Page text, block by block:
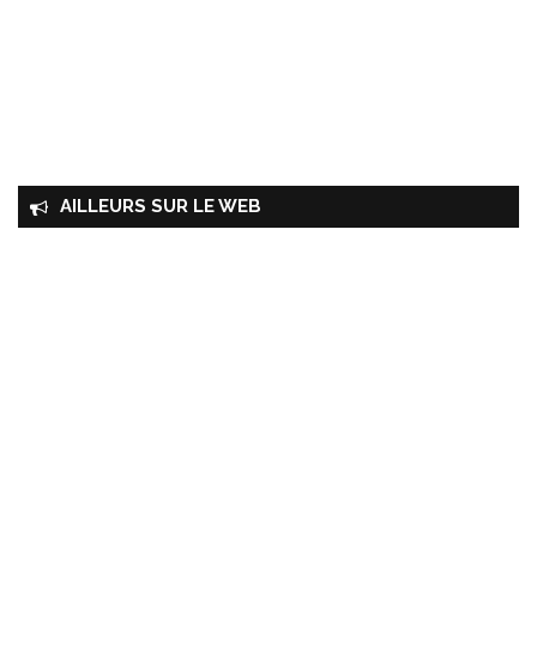
AILLEURS SUR LE WEB